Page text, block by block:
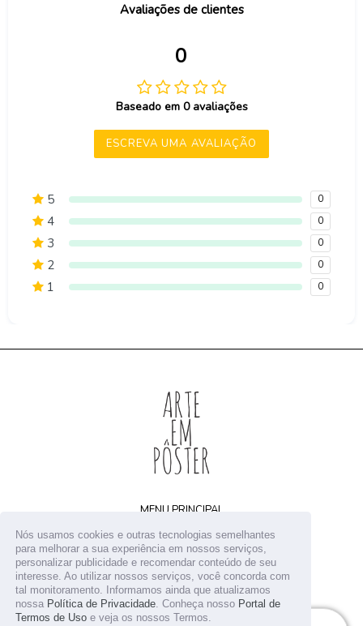
Nós usamos cookies e outras tecnologias semelhantes
para melhorar a sua experiência em nossos serviços,
personalizar publicidade e recomendar conteúdo de seu
interesse. Ao utilizar nossos serviços, você concorda com
tal monitoramento. Informamos ainda que atualizamos
nossa Política de Privacidade . Conheça nosso Portal de
Termos de Uso e veja os nossos Termos.
Avaliações de clientes
0
Baseado em 0 avaliações
ESCREVA UMA AVALIAÇÃO
5 0
4 0
3 0
2 0
1 0
MENU PRINCIPAL
Home
Arquivos digitais
Receba novidades
Contato